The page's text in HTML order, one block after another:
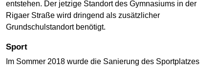
entstehen. Der jetzige Standort des Gymnasiums in der
Rigaer Straße wird dringend als zusätzlicher
Grundschulstandort benötigt.
Sport
Im Sommer 2018 wurde die Sanierung des Sportplatzes